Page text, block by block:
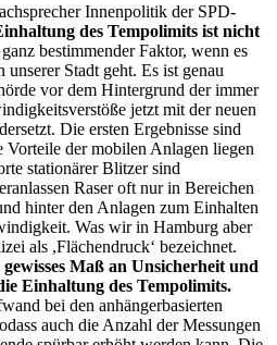
Innenpolitik der SPD-
des Tempolimits ist nicht
bestimmender Faktor, wenn es
Stadt geht. Es ist genau
vor dem Hintergrund der immer
jetzt mit der neuen
Die ersten Ergebnisse sind
Vorteile der mobilen Anlagen liegen
stationärer Blitzer sind
Raser oft nur in Bereichen
hinter den Anlagen zum Einhalten
Was wir in Hamburg aber
als ,Flächendruck‘ bezeichnet.
Maß an Unsicherheit und
Einhaltung des Tempolimits.
bei den anhängerbasierten
auch die Anzahl der Messungen